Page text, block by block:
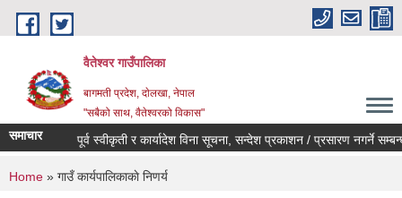
Skip to main content
वैतेश्वर गाउँपालिका
बागमती प्रदेश, दाेलखा, नेपाल
"सबैको साथ, वैतेश्वरको विकास"
समाचार पूर्व स्वीकृती र कार्यादेश विना सूचना, सन्देश प्रकाशन / प्रसारण नगर्ने सम्बन्धी
You are here
Home » गाउँ कार्यपालिकाकाे निणर्य